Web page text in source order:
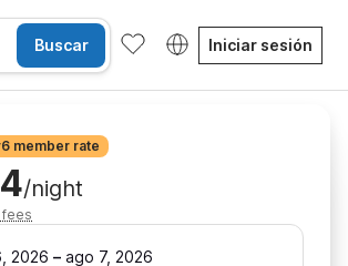
Buscar Iniciar sesión
member rate
/night
fees
2026 – ago 7, 2026